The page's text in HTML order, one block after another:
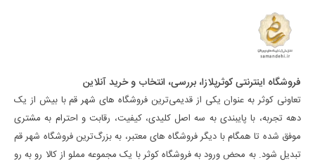
فروشگاه اینترنتی کوثرپلازا، بررسی، انتخاب و خرید آنلاین
تعاونی کوثر به عنوان یکی از قدیمی‌ترین فروشگاه های شهر قم با بیش از یک
دهه تجربه، با پایبندی به سه اصل کلیدی، کیفیت، رقابت و احترام به مشتری
موفق شده تا همگام با دیگر فروشگاه های معتبر، به بزرگ‌ترین فروشگاه شهر قم
تبدیل شود. به محض ورود به فروشگاه کوثر با یک مجموعه مملو از کالا رو به رو